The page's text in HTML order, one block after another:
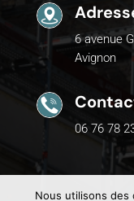
6 avenue
Avignon
06 76 78
Nous utilisons des